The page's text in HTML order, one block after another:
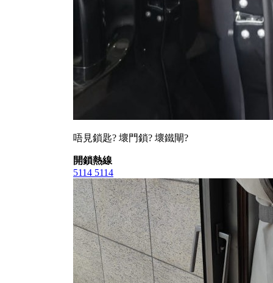
唔見鎖匙? 壞門鎖? 壞鐵閘?
開鎖熱線
5114 5114